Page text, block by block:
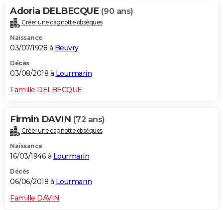
Adoria DELBECQUE (90 ans)
Créer une cagnotte obsèques
Naissance
03/07/1928 à Beuvry
Décès
03/08/2018 à Lourmarin
Famille DELBECQUE
Firmin DAVIN (72 ans)
Créer une cagnotte obsèques
Naissance
16/03/1946 à Lourmarin
Décès
06/06/2018 à Lourmarin
Famille DAVIN